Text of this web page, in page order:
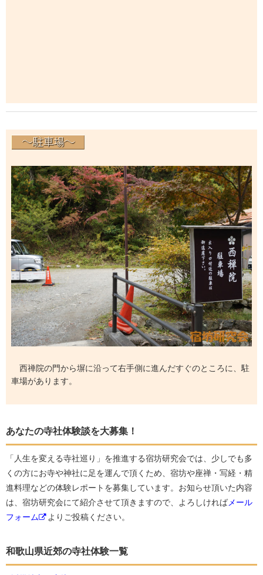
西禅院の門から塀に沿って右手側に進んだすぐのところに、駐
車場があります。
あなたの寺社体験談を大募集！
「人生を変える寺社巡り」を推進する宿坊研究会では、少しでも多
くの方にお寺や神社に足を運んで頂くため、宿坊や座禅・写経・精
進料理などの体験レポートを募集しています。お知らせ頂いた内容
は、宿坊研究会にて紹介させて頂きますので、よろしければ メール
フォーム
よりご投稿ください。
和歌山県近郊の寺社体験一覧